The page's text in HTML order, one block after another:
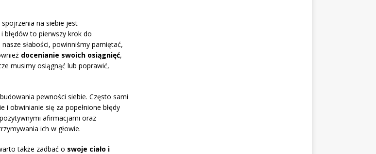
na siebie jest
błędów to pierwszy krok do
słabości, powinniśmy pamiętać,
docenianie swoich osiągnięć,
musimy osiągnąć lub poprawić,
pewności siebie. Często sami
i obwinianie się za popełnione błędy
afirmacjami oraz
ich w głowie.
także zadbać o swoje ciało i